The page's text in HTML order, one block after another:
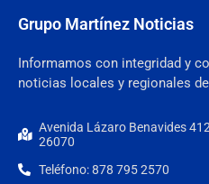
Grupo Martínez Noticias
Informamos con integridad y
noticias locales y regionales
Avenida Lázaro Benavides
26070
Teléfono: 878 795 2570